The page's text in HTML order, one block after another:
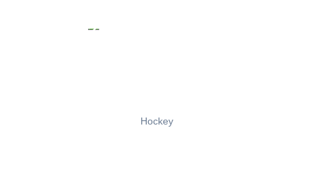
Hockey